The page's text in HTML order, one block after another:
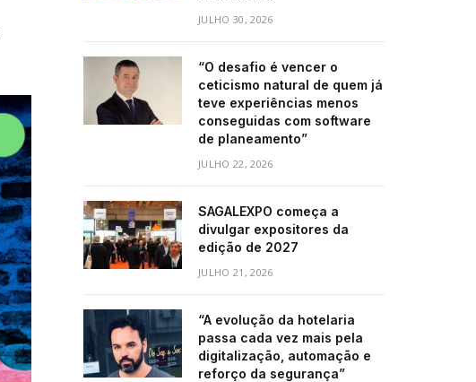
JULHO 30, 2026
“O desafio é vencer o
ceticismo natural de quem já
teve experiências menos
conseguidas com software
de planeamento”
JULHO 22, 2026
SAGALEXPO começa a
divulgar expositores da
edição de 2027
JULHO 21, 2026
“A evolução da hotelaria
passa cada vez mais pela
digitalização, automação e
reforço da segurança”